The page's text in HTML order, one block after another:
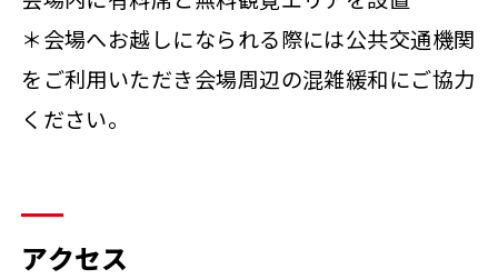
＊会場へお越しになられる際には公共交通機関
をご利用いただき会場周辺の混雑緩和にご協力
ください。
アクセス